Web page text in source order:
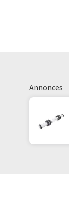
Annonces